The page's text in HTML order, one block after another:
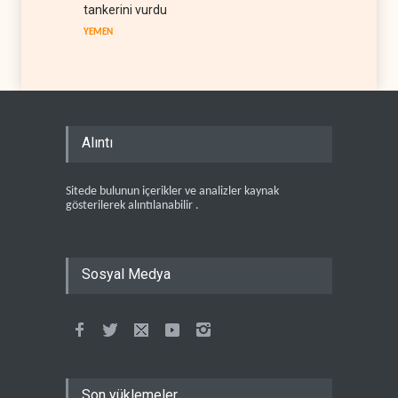
tankerini vurdu
YEMEN
Alıntı
Sitede bulunun içerikler ve analizler kaynak
gösterilerek alıntılanabilir .
Sosyal Medya
Son yüklemeler